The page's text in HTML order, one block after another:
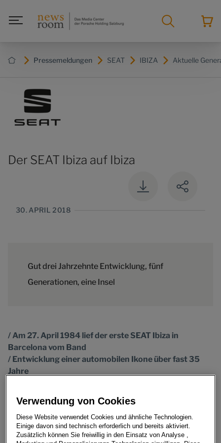
Pressemeldungen SEAT IBIZA Aktuelle
Der SEAT Ibiza auf Ibiza
30. APRIL 2018
Gut drei Jahrzehnte Entwicklung, fünf
Generationen, eine Insel
/ Am 27. April 1984 lief der erste SEAT Ibiza in
Barcelona vom Band
/ Entwicklung einer automobilen Ikone über fast 35
Jahre
Was für ein Anblick: Die erste und die neueste
Generation des SEAT Ibiza fahren zusammen über die
Verwendung von Cookies
Diese Website verwendet Cookies und ähnliche Technologien.
Einige davon sind technisch erforderlich und bereits aktiviert.
Zusätzlich können Sie freiwillig in den Einsatz von Analyse ,